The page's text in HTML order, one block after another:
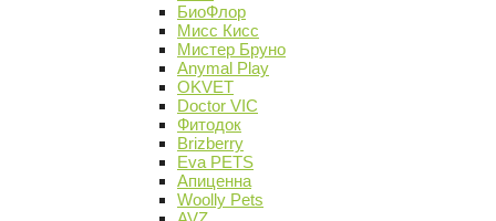
БиоФлор
Мисс Кисс
Мистер Бруно
Anymal Play
OKVET
Doctor VIC
Фитодок
Brizberry
Eva PETS
Апиценна
Woolly Pets